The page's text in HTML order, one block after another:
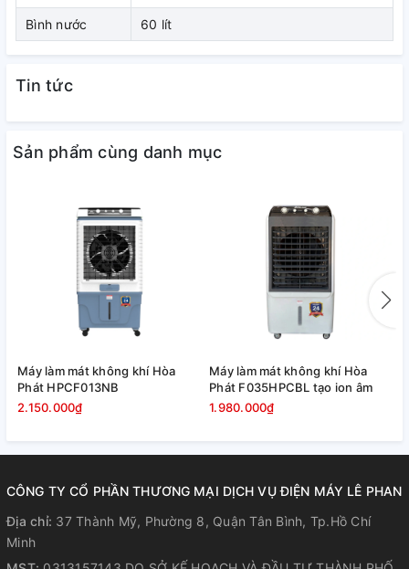
THIẾT KẾ TRANG NHÃ, SỬ DỤNG LINH HOẠT
Thiết kế trang nhã, bền đẹp
Máy làm mát không khí
trang nhã và sử dụng tốt ở không gian lên đến 55m2 như
Điều khiển dễ dàng, linh hoạt sử dụng
Sản phẩm được trang bị bảng điều dạng núm nút ấn và có
điều khiển từ xa, chú thích tiếng Việt rất dễ sử dụng. Chỉ một
vài thao tác đơn giản bạn đã chọn được chế độ hoạt động
Bình nước 60 lít
Tin tức
Sản phẩm cùng danh mục
Máy làm mát không khí Hòa
Phát HPCF013NB
2.150.000₫
Máy làm mát không khí Hòa
Phát F035HPCBL tạo ion âm
1.980.000₫
CÔNG TY CỔ PHẦN THƯƠNG MẠI DỊCH VỤ ĐIỆN MÁY LÊ PHAN
Địa chỉ: 37 Thành Mỹ, Phường 8, Quận Tân Bình, Tp.Hồ Chí
Minh